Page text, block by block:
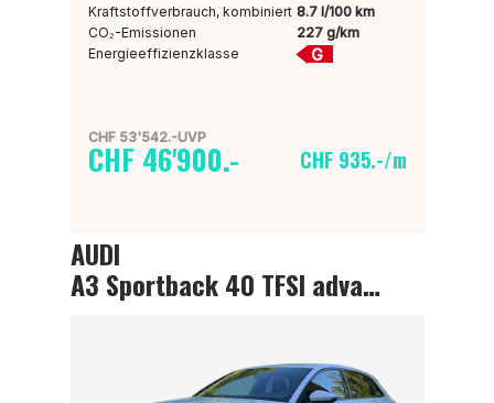
Kraftstoffverbrauch, kombiniert 8.7 l/100 km
CO₂-Emissionen
227 g/km
Energieeffizienzklasse
G
CHF 53'542.-UVP
CHF 46'900.- CHF 935.-/m
AUDI
A3 Sportback 40 TFSI advanced